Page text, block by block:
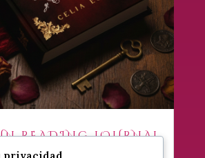
READING JOURNAL
TRANSFORMARÁ TU
privacidad